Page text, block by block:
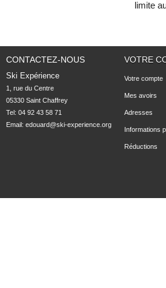
limite
CONTACTEZ-NOUS
Ski Expérience
1, rue du Centre
05330 Saint Chaffrey
Tel: 04 92 43 58 71
Email: edouard@ski-experience.org
VOTRE
Votre compte
Mes avoirs
Adresses
Informations
Réductions